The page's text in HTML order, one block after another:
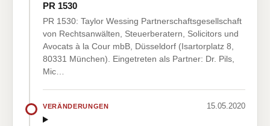
PR 1530
PR 1530: Taylor Wessing Partnerschaftsgesellschaft
von Rechtsanwälten, Steuerberatern, Solicitors und
Avocats à la Cour mbB, Düsseldorf (Isartorplatz 8,
80331 München). Eingetreten als Partner: Dr. Pils,
Mic…
VERÄNDERUNGEN 15.05.2020